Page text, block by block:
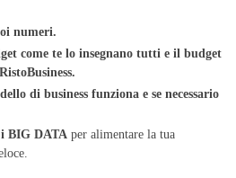
numeri.
come te lo insegnano tutti e il budget
di business funziona e se necessario
BIG DATA per alimentare la tua